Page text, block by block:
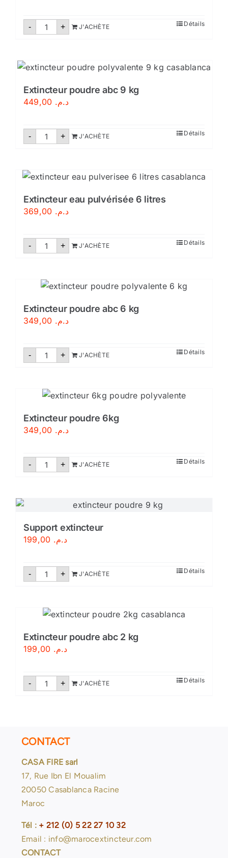
- quantité
6
litres
+ J'ACHÈTE Détails
Extincteur poudre abc 9 kg
د.م.
- quantité
9
kg
+ J'ACHÈTE Détails
Extincteur eau pulvérisée 6 litres
د.م.
- quantité
6
litres
+ J'ACHÈTE Détails
Extincteur poudre abc 6 kg
د.م.
- quantité
kg
+ J'ACHÈTE Détails
Extincteur poudre 6kg
د.م.
- quantité
+ J'ACHÈTE Détails
Support extincteur
د.م.
- quantité
+ J'ACHÈTE Détails
Extincteur poudre abc 2 kg
د.م.
- quantité
+ J'ACHÈTE Détails
CONTACT
CASA FIRE sarl
17, Rue Ibn El Moualim
20050 Casablanca Racine
Maroc
Tél : + 212 (0) 5 22 27 10 32
Email : info@marocextincteur.com
CONTACT